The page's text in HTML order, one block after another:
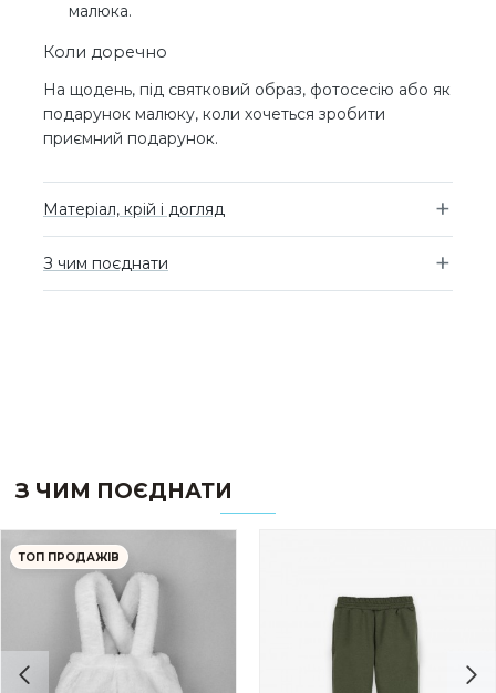
малюка.
Коли доречно
На щодень, під святковий образ, фотосесію або як
подарунок малюку, коли хочеться зробити
приємний подарунок.
Матеріал, крій і догляд
З чим поєднати
З ЧИМ ПОЄДНАТИ
ТОП ПРОДАЖІВ